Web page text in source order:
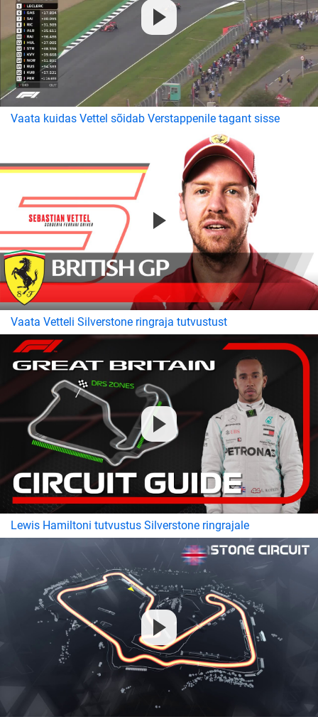
Vaata kuidas Vettel sõidab Verstappenile tagant sisse
Vaata Vetteli Silverstone ringraja tutvustust
Lewis Hamiltoni tutvustus Silverstone ringrajale